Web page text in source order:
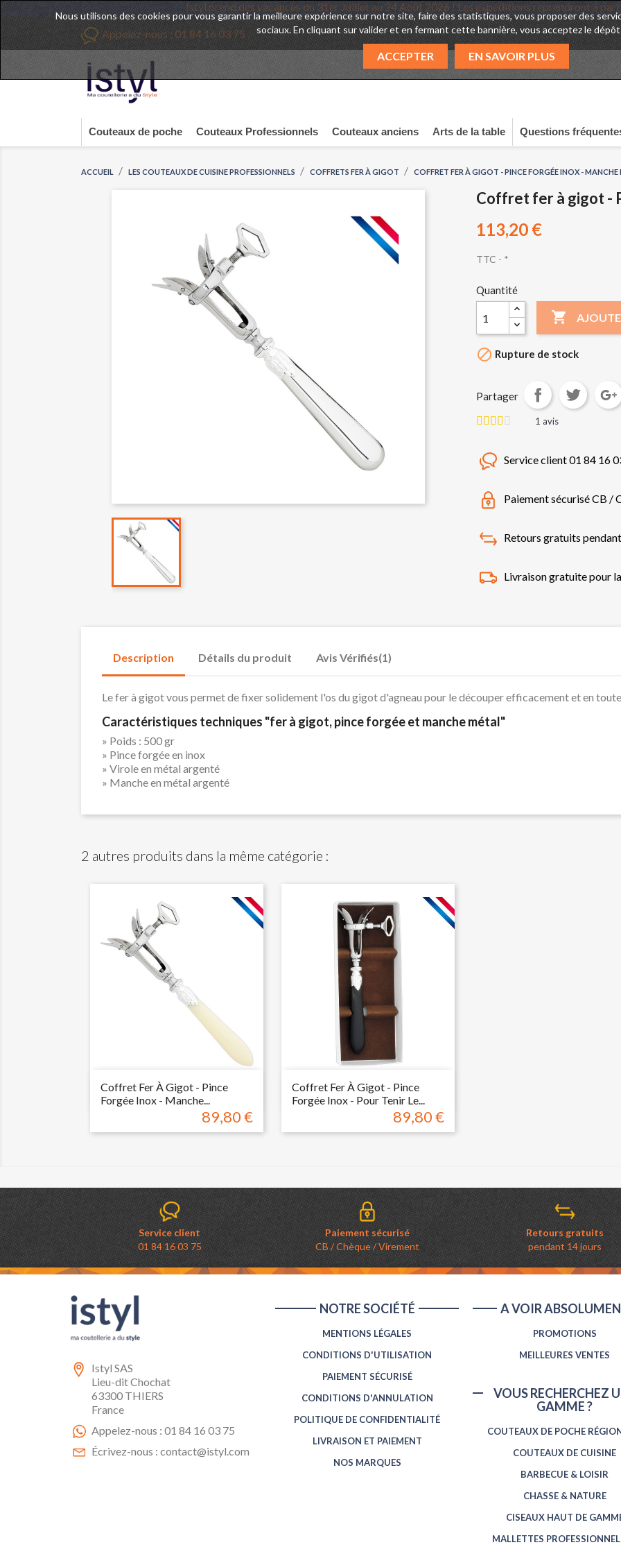
Istyl prend des vacances du 31er Juillet au 24 Août 2026 ! Les expéditions
Appelez-nous : 01 84 16 03 75
Nous utilisons des cookies pour vous garantir la meilleure expérience sur notre site, faire des statistiques, vous proposer des
sociaux. En cliquant sur valider et en fermant cette bannière, vous acceptez le
ACCEPTER EN SAVOIR PLUS
Couteaux de poche Couteaux Professionnels Couteaux anciens Arts de la table Questions
ACCUEIL LES COUTEAUX DE CUISINE PROFESSIONNELS COFFRETS FER À GIGOT COFFRET FER À GIGOT - PINCE FORGÉE INOX - MANCHE
Coffret fer à gigot -
113,20 €
TTC *
Quantité

 Rupture de stock
Partager
1 avis
Service client 01 84 16
Paiement sécurisé CB /
Retours gratuits
Livraison gratuite pour
Description Détails du produit Avis Vérifiés(1)
Le fer à gigot vous permet de fixer solidement l'os du gigot d'agneau pour le découper efficacement et en
Caractéristiques techniques "fer à gigot, pince forgée et manche métal"
» Poids : 500 gr
» Pince forgée en inox
» Virole en métal argenté
» Manche en métal argenté
2 autres produits dans la même catégorie :
Coffret Fer À Gigot - Pince
Forgée Inox - Manche...
Prix
89,80 €
Aperçu rapide
Coffret Fer À Gigot - Pince
Forgée Inox - Pour Tenir Le...
Prix
89,80 €
Aperçu rapide
Service client
01 84 16 03 75
Paiement sécurisé
CB / Chèque / Virement
Retours gratuits
pendant 14 jours
Istyl SAS
Lieu-dit Chochat
63300 THIERS
France
Appelez-nous : 01 84 16 03 75
Écrivez-nous : contact@istyl.com
NOTRE SOCIÉTÉ
MENTIONS LÉGALES
CONDITIONS D'UTILISATION
PAIEMENT SÉCURISÉ
CONDITIONS D'ANNULATION
POLITIQUE DE CONFIDENTIALITÉ
LIVRAISON ET PAIEMENT
NOS MARQUES
A VOIR
PROMOTIONS
MEILLEURES VENTES
VOUS RECHERCHEZ
GAMME ?
COUTEAUX DE POCHE
COUTEAUX DE CUISINE
BARBECUE & LOISIR
CHASSE & NATURE
CISEAUX HAUT DE
MALLETTES